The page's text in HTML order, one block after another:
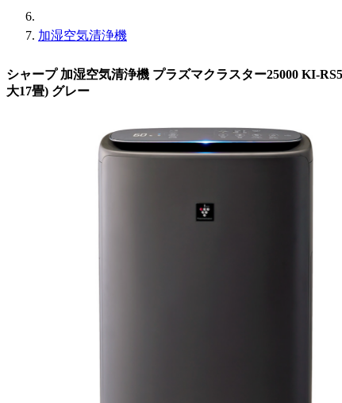
加湿空気清浄機
シャープ 加湿空気清浄機 プラズマクラスター25000 KI-
大17畳) グレー